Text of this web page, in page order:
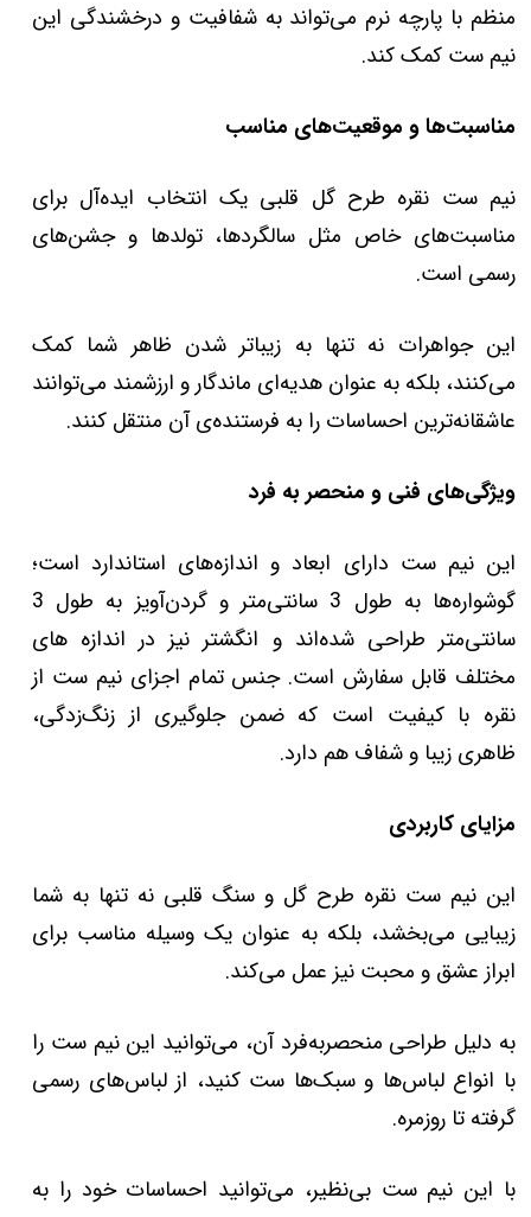
منظم با پارچه نرم می‌تواند به شفافیت و درخشندگی این
نیم ست کمک کند.
مناسبت‌ها و موقعیت‌های مناسب
نیم ست نقره طرح گل قلبی یک انتخاب ایده‌آل برای
مناسبت‌های خاص مثل سالگردها، تولدها و جشن‌های
رسمی است.
این جواهرات نه تنها به زیباتر شدن ظاهر شما کمک
می‌کنند، بلکه به عنوان هدیه‌ای ماندگار و ارزشمند می‌توانند
عاشقانه‌ترین احساسات را به فرستنده‌ی آن منتقل کنند.
ویژگی‌های فنی و منحصر به فرد
این نیم ست دارای ابعاد و اندازه‌های استاندارد است؛
گوشواره‌ها به طول 3 سانتی‌متر و گردن‌آویز به طول 3
سانتی‌متر طراحی شده‌اند و انگشتر نیز در اندازه های
مختلف قابل سفارش است. جنس تمام اجزای نیم ست از
نقره با کیفیت است که ضمن جلوگیری از زنگ‌زدگی،
ظاهری زیبا و شفاف هم دارد.
مزایای کاربردی
این نیم ست نقره طرح گل و سنگ قلبی نه تنها به شما
زیبایی می‌بخشد، بلکه به عنوان یک وسیله مناسب برای
ابراز عشق و محبت نیز عمل می‌کند.
به دلیل طراحی منحصربه‌فرد آن، می‌توانید این نیم ست را
با انواع لباس‌ها و سبک‌ها ست کنید، از لباس‌های رسمی
گرفته تا روزمره.
با این نیم ست بی‌نظیر، می‌توانید احساسات خود را به